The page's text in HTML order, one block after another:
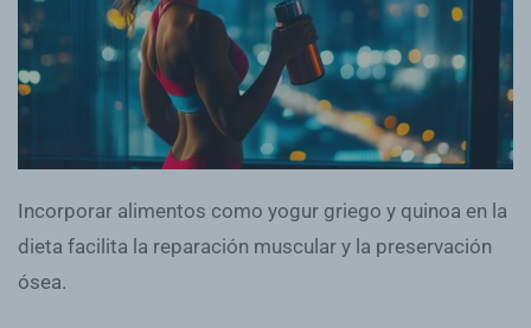
Incorporar alimentos como yogur griego y quinoa en la
dieta facilita la reparación muscular y la preservación
ósea.